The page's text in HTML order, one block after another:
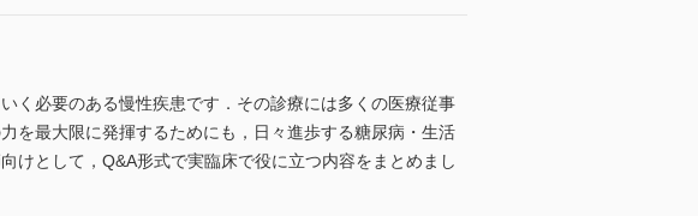
く必要のある慢性疾患です．その診療には多くの医療従事
を最大限に発揮するためにも，日々進歩する糖尿病・生活
けとして，Q&A形式で実臨床で役に立つ内容をまとめまし